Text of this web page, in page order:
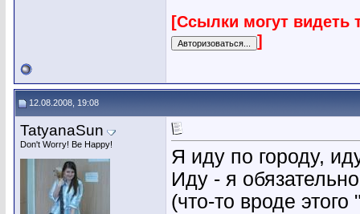
[Ссылки могут видеть
]
12.08.2008, 19:08
TatyanaSun
Don't Worry! Be Happy!
Я иду по городу,
Иду - я
(что-то вроде